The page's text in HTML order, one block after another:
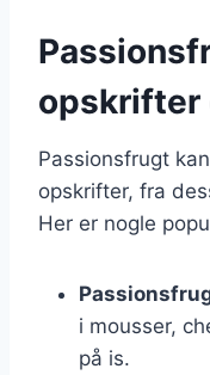
opskrifter
Passionsfrugt
opskrifter, fra
Her er nogle
i mousser,
på is.